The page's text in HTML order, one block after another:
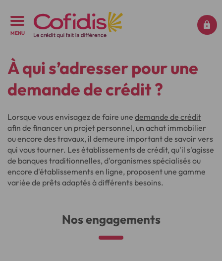
MENU
À qui s’adresser pour une
demande de crédit ?
Lorsque vous envisagez de faire une demande de crédit
afin de financer un projet personnel, un achat immobilier
ou encore des travaux, il demeure important de savoir vers
qui vous tourner. Les établissements de crédit, qu'il s'agisse
de banques traditionnelles, d'organismes spécialisés ou
encore d'établissements en ligne, proposent une gamme
variée de prêts adaptés à différents besoins.
Nos engagements